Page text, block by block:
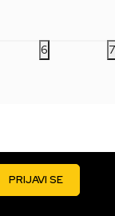
6 7
PRIJAVI SE